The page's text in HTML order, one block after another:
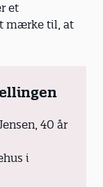
et
mærke til, at
40 år
i